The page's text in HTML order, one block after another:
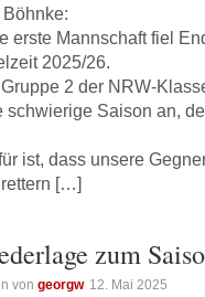
erste Mannschaft fiel
2025/26.
2 der NRW-
schwierige Saison an,
ist, dass unsere
[…]
zum
von georgw 12. Mai 2025